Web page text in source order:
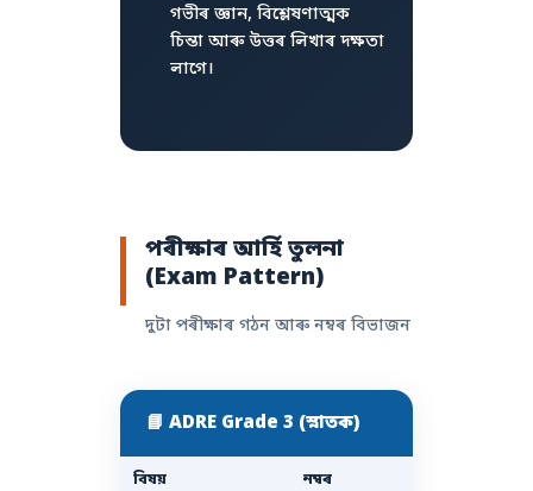
গভীৰ জ্ঞান, বিশ্লেষণাত্মক
চিন্তা আৰু উত্তৰ লিখাৰ দক্ষতা
লাগে।
পৰীক্ষাৰ আৰ্হি তুলনা
(Exam Pattern)
দুটা পৰীক্ষাৰ গঠন আৰু নম্বৰ বিভাজন
📘 ADRE Grade 3 (স্নাতক)
বিষয় নম্বৰ